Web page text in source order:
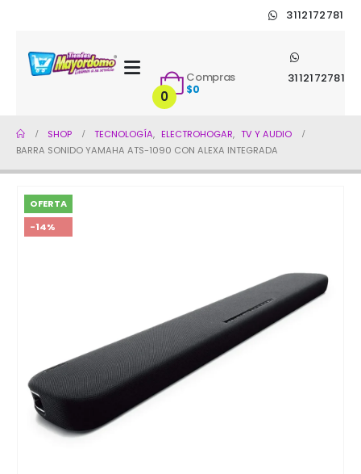
3112172781
3112172781
0
Compras
$0
SHOP TECNOLOGÍA, ELECTROHOGAR, TV Y AUDIO
BARRA SONIDO YAMAHA ATS-1090 CON ALEXA INTEGRADA
OFERTA
-14%